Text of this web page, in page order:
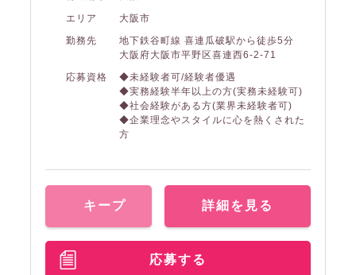
エリア
大阪市
勤務先
地下鉄谷町線 喜連瓜破駅から徒歩5分
大阪府大阪市平野区喜連西6-2-71
応募資格
◆未経験者可/経験者優遇
◆実務経験半年以上の方(実務未経験可)
◆社会経験がある方(業界未経験者可)
◆企業理念やスタイルに心を熱くされた
方
キープ 詳細を見る
応募する